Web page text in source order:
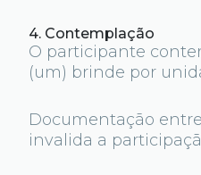
4. Contemplação
O participante
(um) brinde por
Documentação
invalida a